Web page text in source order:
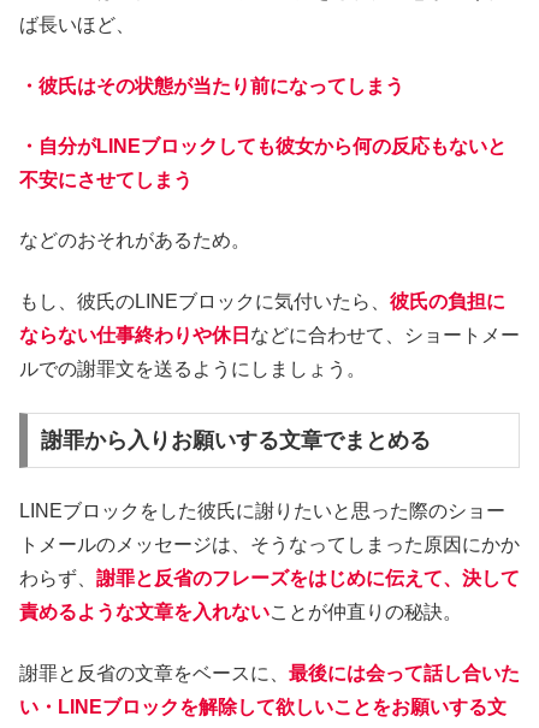
ば長いほど、
・彼氏はその状態が当たり前になってしまう
・自分がLINEブロックしても彼女から何の反応もないと
不安にさせてしまう
などのおそれがあるため。
もし、彼氏のLINEブロックに気付いたら、 彼氏の負担に
ならない仕事終わりや休日 などに合わせて、ショートメー
ルでの謝罪文を送るようにしましょう。
謝罪から入りお願いする文章でまとめる
LINEブロックをした彼氏に謝りたいと思った際のショー
トメールのメッセージは、そうなってしまった原因にかか
わらず、 謝罪と反省のフレーズをはじめに伝えて、決して
責めるような文章を入れないことが仲直りの秘訣。
謝罪と反省の文章をベースに、 最後には会って話し合いた
い・LINEブロックを解除して欲しいことをお願いする文